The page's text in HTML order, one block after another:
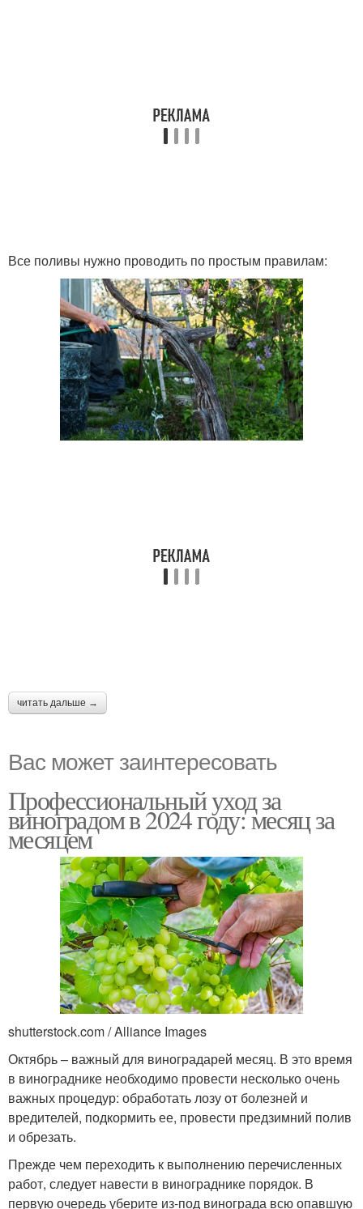
Все поливы нужно проводить по простым правилам:
читать дальше →
Вас может заинтересовать
Профессиональный уход за
виноградом в 2024 году: месяц за
месяцем
shutterstock.com / Alliance Images
Октябрь – важный для виноградарей месяц. В это время
в винограднике необходимо провести несколько очень
важных процедур: обработать лозу от болезней и
вредителей, подкормить ее, провести предзимний полив
и обрезать.
Прежде чем переходить к выполнению перечисленных
работ, следует навести в винограднике порядок. В
первую очередь уберите из-под винограда всю опавшую